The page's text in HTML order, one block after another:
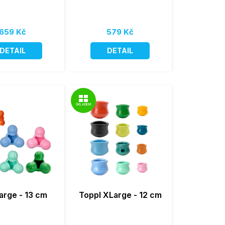
Kč
DETAIL
579 Kč
DETAIL
- 13 cm
SKLADEM
Toppl XLarge - 12 cm